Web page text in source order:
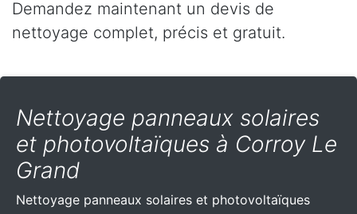
Demandez maintenant un devis de
nettoyage complet, précis et gratuit.
Nettoyage panneaux solaires
et photovoltaïques à Corroy Le
Grand
Nettoyage panneaux solaires et photovoltaïques